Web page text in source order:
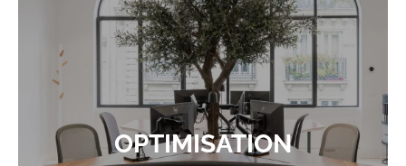
OPTIMISATION